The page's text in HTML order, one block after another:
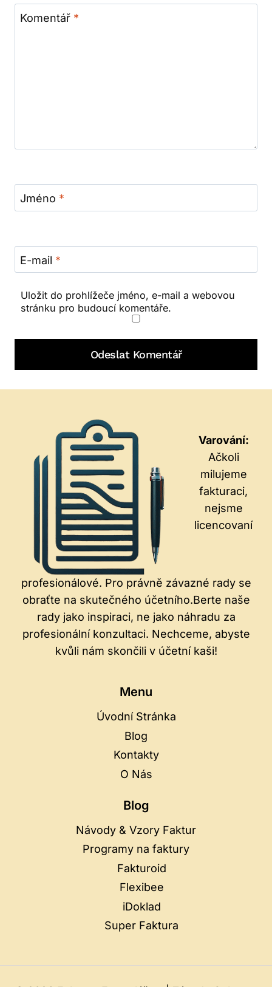
Komentář *
Jméno *
E-mail *
Uložit do prohlížeče jméno, e-mail a webovou
stránku pro budoucí komentáře.
Varování:
Ačkoli
milujeme
fakturaci,
nejsme
licencovaní
profesionálové. Pro právně závazné rady se
obraťte na skutečného účetního.Berte naše
rady jako inspiraci, ne jako náhradu za
profesionální konzultaci. Nechceme, abyste
kvůli nám skončili v účetní kaši!
Menu
Úvodní Stránka
Blog
Kontakty
O Nás
Blog
Návody & Vzory Faktur
Programy na faktury
Fakturoid
Flexibee
iDoklad
Super Faktura